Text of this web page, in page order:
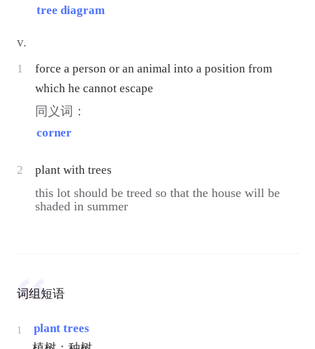
tree diagram
v.
1
force a person or an animal into a position from
which he cannot escape
同义词：
corner
2 plant with trees
this lot should be treed so that the house will be
shaded in summer
词组短语
1
plant trees